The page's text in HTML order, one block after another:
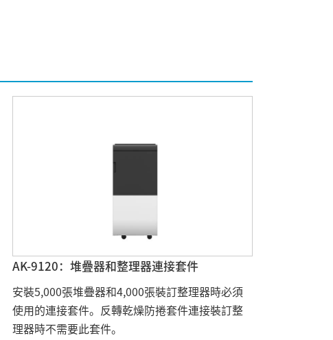
AK-9120：堆疊器和整理器連接套件
安裝5,000張堆疊器和4,000張裝訂整理器時必須
使用的連接套件。反轉乾燥防捲套件連接裝訂整
理器時不需要此套件。